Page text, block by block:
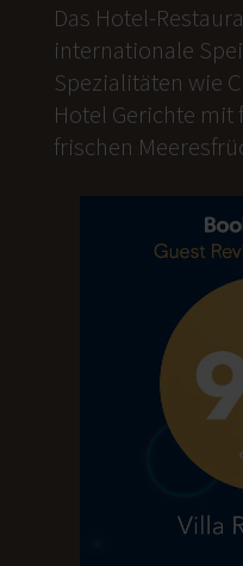
Das Hotel-
internationale
Spezialitäten wie
Hotel Gerichte mit
frischen